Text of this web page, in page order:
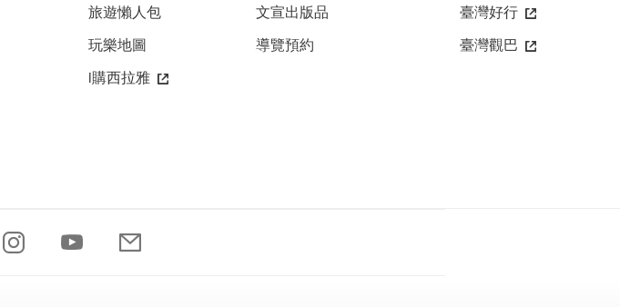
旅遊懶人包
玩樂地圖
i購西拉雅
文宣出版品
導覽預約
臺灣好行
臺灣觀巴